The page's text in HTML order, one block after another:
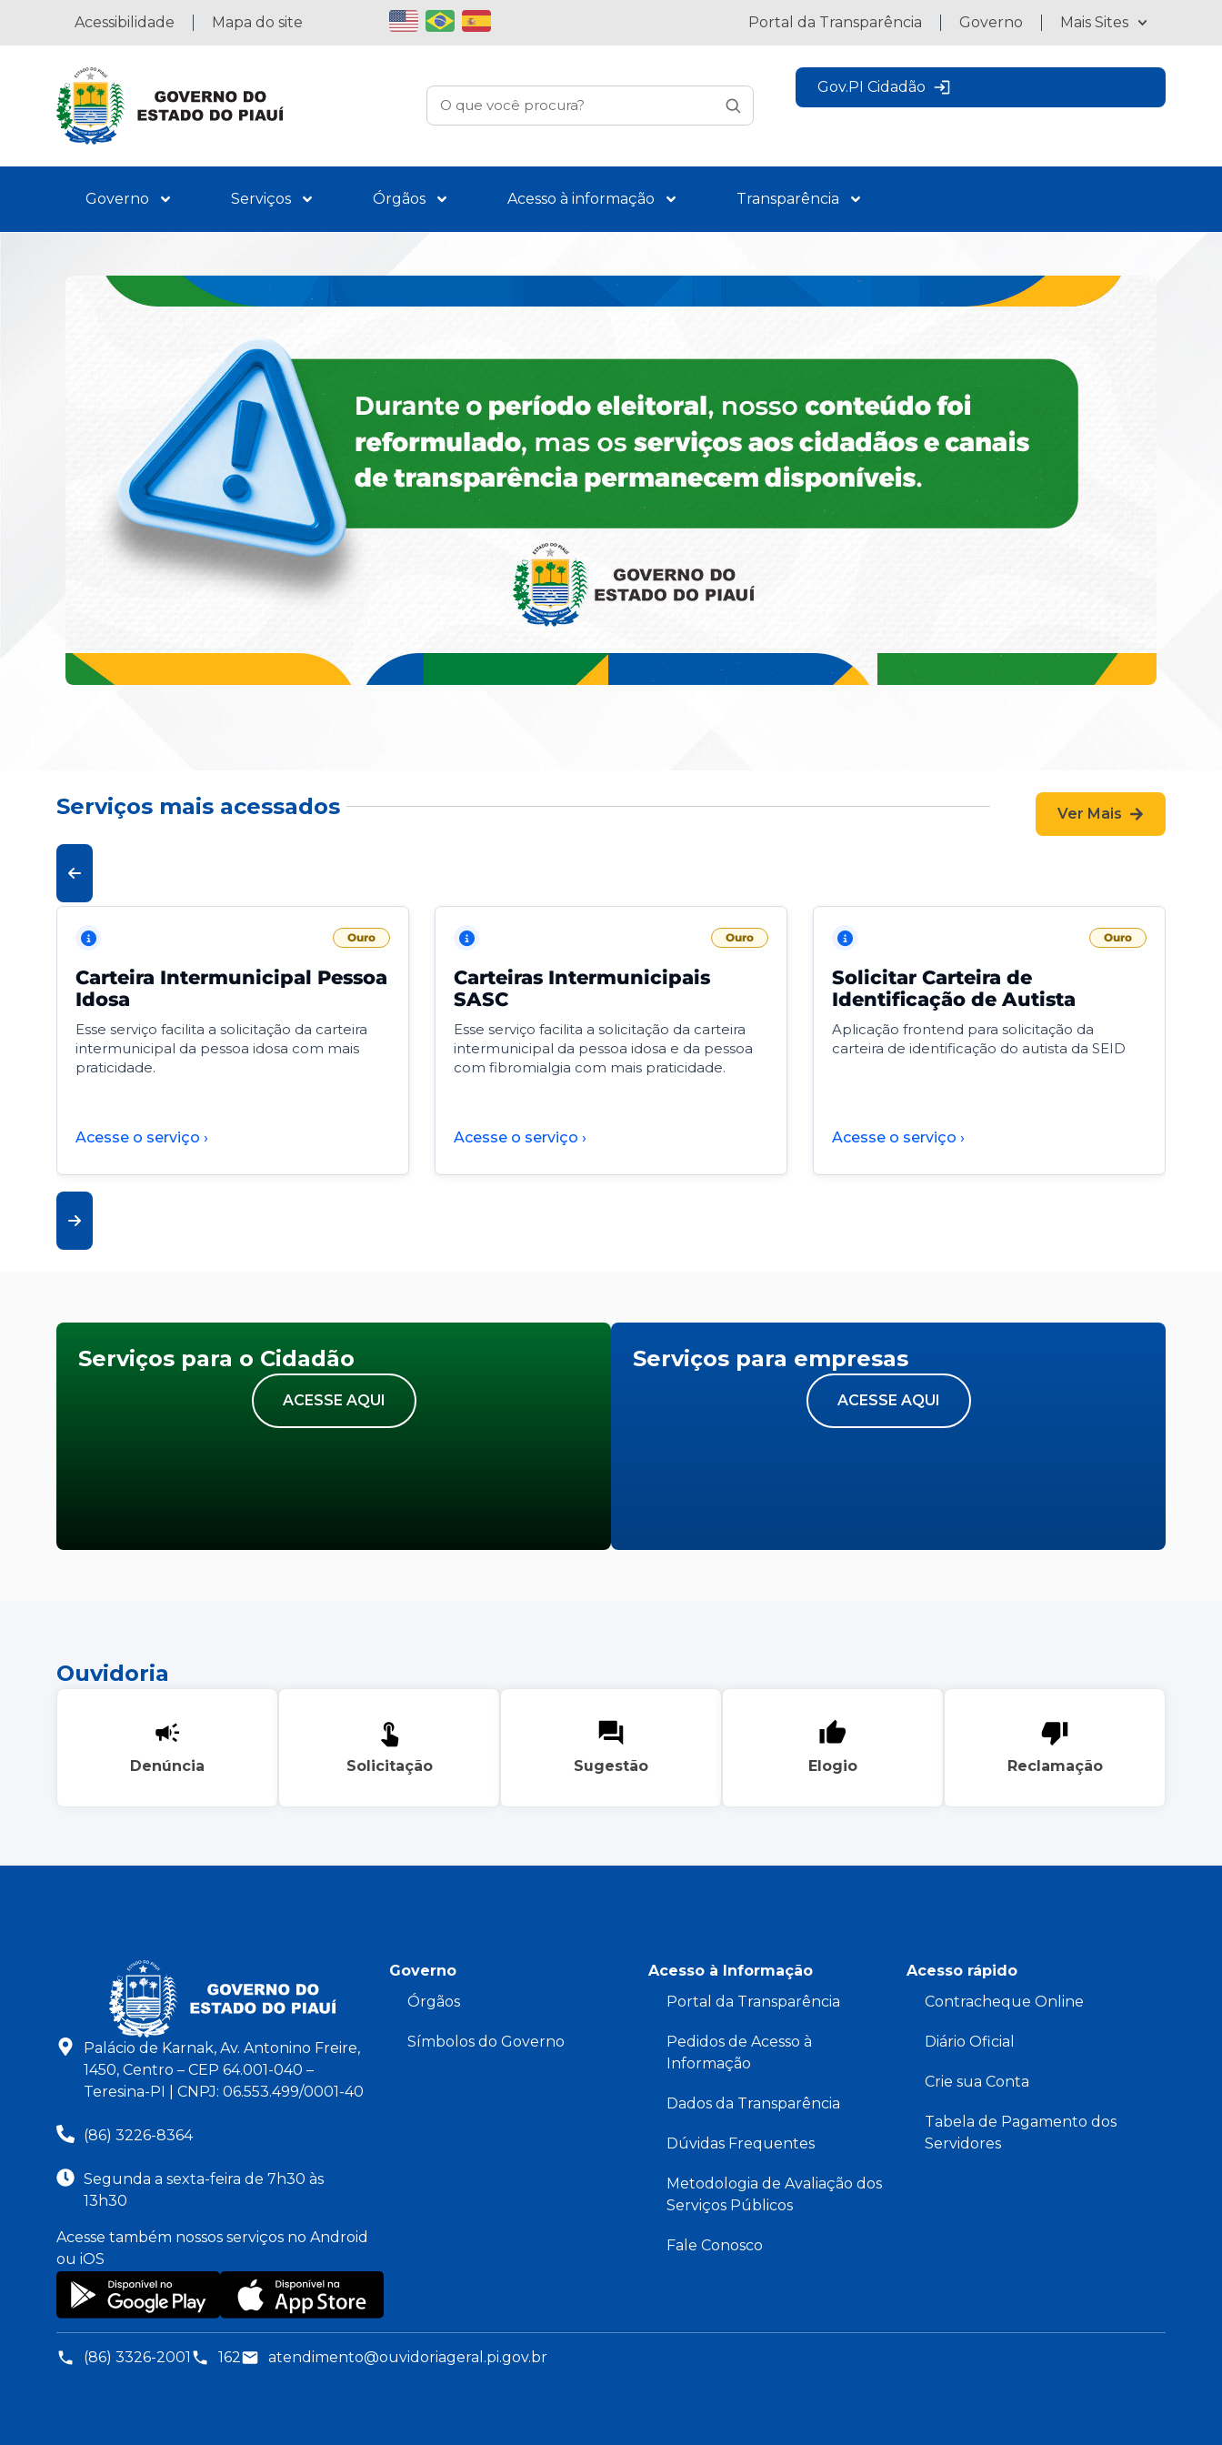
Acessibilidade Mapa do site Portal da Transparência Governo Mais Sites
Gov.PI Cidadão
Governo Serviços Órgãos Acesso à informação Transparência
Serviços mais acessados Ver Mais
Ouro
Carteira Intermunicipal Pessoa
Idosa
Esse serviço facilita a solicitação da carteira
intermunicipal da pessoa idosa com mais
praticidade.
Acesse o serviço ›
Ouro
Carteiras Intermunicipais
SASC
Esse serviço facilita a solicitação da carteira
intermunicipal da pessoa idosa e da pessoa
com fibromialgia com mais praticidade.
Acesse o serviço ›
Ouro
Solicitar Carteira de
Identificação de Autista
Aplicação frontend para solicitação da
carteira de identificação do autista da SEID
Acesse o serviço ›
Serviços para o Cidadão
ACESSE AQUI
Serviços para empresas
ACESSE AQUI
Ouvidoria
Denúncia Solicitação Sugestão Elogio Reclamação
Palácio de Karnak, Av. Antonino Freire,
1450, Centro – CEP 64.001-040 –
Teresina-PI | CNPJ: 06.553.499/0001-40
(86) 3226-8364
Segunda a sexta-feira de 7h30 às
13h30
Acesse também nossos serviços no Android
ou iOS
Governo
Órgãos
Símbolos do Governo
Acesso à Informação
Portal da Transparência
Pedidos de Acesso à
Informação
Dados da Transparência
Dúvidas Frequentes
Metodologia de Avaliação dos
Serviços Públicos
Fale Conosco
Acesso rápido
Contracheque Online
Diário Oficial
Crie sua Conta
Tabela de Pagamento dos
Servidores
(86) 3326-2001 162 atendimento@ouvidoriageral.pi.gov.br